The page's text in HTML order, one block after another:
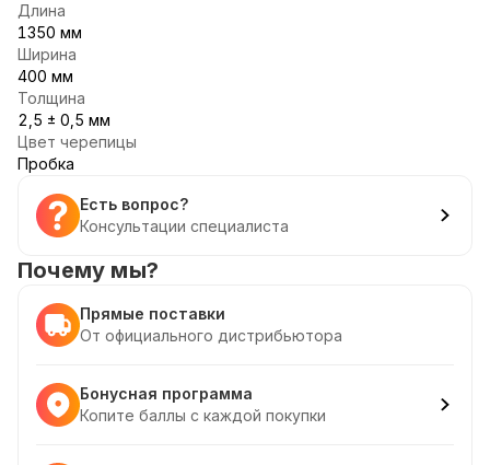
Длина
1350 мм
Ширина
400 мм
Толщина
2,5 ± 0,5 мм
Цвет черепицы
Пробка
Есть вопрос?
Консультации специалиста
Почему мы?
Прямые поставки
От официального дистрибьютора
Бонусная программа
Копите баллы с каждой покупки